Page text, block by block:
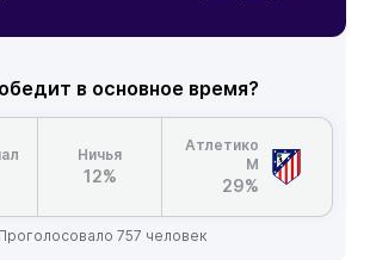
в основное время?
Ничья
12%
Атлетико
М
29%
Проголосовало 757 человек